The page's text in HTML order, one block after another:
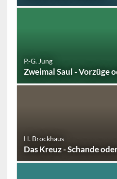
P.-G. Jung
Zweimal Saul - Vorzüge
H. Brockhaus
Das Kreuz - Schande